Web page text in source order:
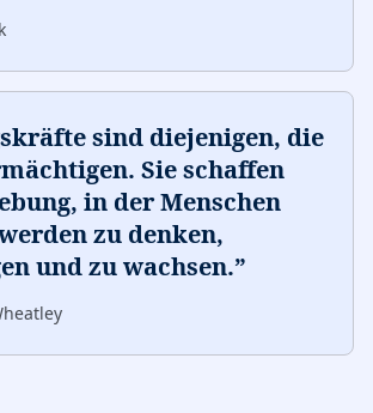
sind diejenigen, die
Sie schaffen
in der Menschen
zu denken,
und zu wachsen.”